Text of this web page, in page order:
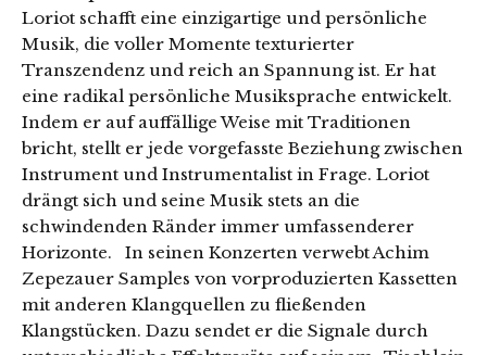
Loriot schafft eine einzigartige und persönliche
Musik, die voller Momente texturierter
Transzendenz und reich an Spannung ist. Er hat
eine radikal persönliche Musiksprache entwickelt.
Indem er auf auffällige Weise mit Traditionen
bricht, stellt er jede vorgefasste Beziehung zwischen
Instrument und Instrumentalist in Frage. Loriot
drängt sich und seine Musik stets an die
schwindenden Ränder immer umfassenderer
Horizonte. In seinen Konzerten verwebt Achim
Zepezauer Samples von vorproduzierten Kassetten
mit anderen Klangquellen zu fließenden
Klangstücken. Dazu sendet er die Signale durch